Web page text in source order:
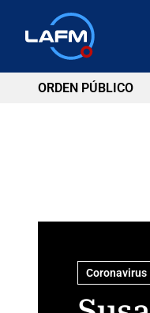
ORDEN PÚBLICO
Coronavirus